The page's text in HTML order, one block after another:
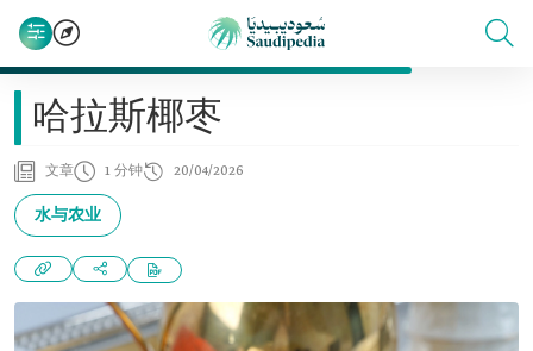
哈拉斯椰枣
文章 1 分钟 20/04/2026
水与农业